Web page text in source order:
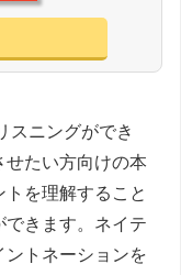
スニングができ
せたい方向けの本
を理解すること
できます。ネイテ
ントネーションを